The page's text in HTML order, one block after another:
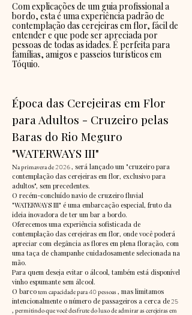
Com explicações de um guia profissional a
bordo, esta é uma experiência padrão de
contemplação das cerejeiras em flor, fácil de
entender e que pode ser apreciada por
pessoas de todas as idades. É perfeita para
famílias, amigos e passeios turísticos em
Tóquio.
Época das Cerejeiras em Flor
para Adultos - Cruzeiro pelas
Baras do Rio Meguro
"WATERWAYS III"
Na primavera de2026, será lançado um "cruzeiro para
contemplação das cerejeiras em flor, exclusivo para
adultos", sem precedentes.
O recém-concluído navio de cruzeiro fluvial
"WATERWAYS III" é uma embarcação especial, fruto da
ideia inovadora de ter um bar a bordo.
Oferecemos uma experiência sofisticada de
contemplação das cerejeiras em flor, onde você poderá
apreciar com elegância as flores em plena floração, com
uma taça de champanhe cuidadosamente selecionada na
mão.
Para quem deseja evitar o álcool, também está disponível
vinho espumante sem álcool.
O barcotem capacidade para40pessoas, mas limitamos
intencionalmente o número de passageiros a cerca de25
, permitindo que você desfrute do luxo de admirar as cerejeiras em